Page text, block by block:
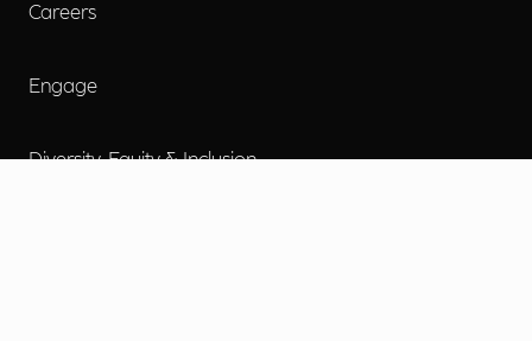
Careers
Engage
Diversity, Equity & Inclusion